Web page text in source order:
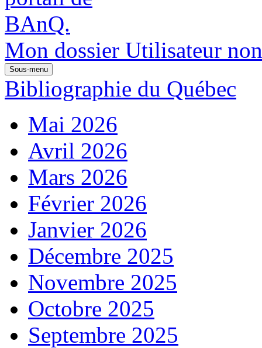
Mon dossier Utilisateur
Sous-menu
Bibliographie du Québec
Mai 2026
Avril 2026
Mars 2026
Février 2026
Janvier 2026
Décembre 2025
Novembre 2025
Octobre 2025
Septembre 2025